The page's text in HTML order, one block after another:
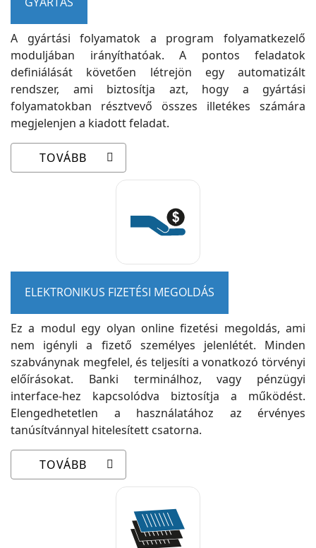
A gyártási folyamatok a program folyamatkezelő
moduljában irányíthatóak. A pontos feladatok
definiálását követően létrejön egy automatizált
rendszer, ami biztosítja azt, hogy a gyártási
folyamatokban résztvevő összes illetékes számára
megjelenjen a kiadott feladat.
TOVÁBB
ELEKTRONIKUS FIZETÉSI MEGOLDÁS
Ez a modul egy olyan online fizetési megoldás, ami
nem igényli a fizető személyes jelenlétét. Minden
szabványnak megfelel, és teljesíti a vonatkozó törvényi
előírásokat. Banki terminálhoz, vagy pénzügyi
interface-hez kapcsolódva biztosítja a működést.
Elengedhetetlen a használatához az érvényes
tanúsítvánnyal hitelesített csatorna.
TOVÁBB